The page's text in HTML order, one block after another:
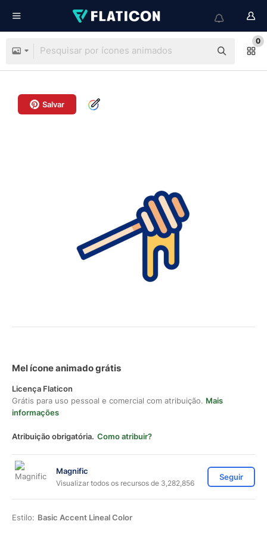
0
Salvar
Mel ícone animado grátis
Licença Flaticon
Grátis para uso pessoal e comercial com atribuição. Mais
informações
Atribuição obrigatória. Como atribuir?
Magnific
Visualizar todos os recursos de 3,282,856
Seguir
Estilo: Basic Accent Lineal Color